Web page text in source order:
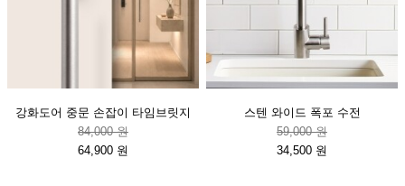
강화도어 중문 손잡이 타임브릿지
84,000 원
64,900 원
스텐 와이드 폭포 수전
59,000 원
34,500 원